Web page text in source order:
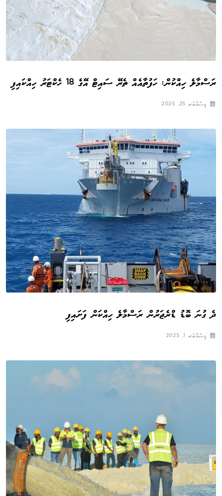
ރަސްމާލެ ހިއްކުން: ހަފުތާއެއް ތެރޭ ސައިޓް އޭގެ 18 ހެކްޓަރު ހިއްކައިފި
ޑިސެމްބަރ 25, 2025
ދެ ގުނަ ބޮޑު ޑްރެޖަރުން ރަސްމާލެ ހިއްކަން ފަށައިފި
ޑިސެމްބަރ 1, 2025